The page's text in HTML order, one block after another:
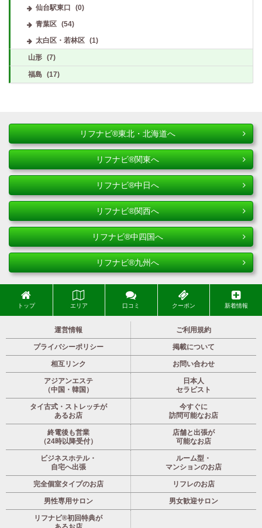
仙台駅東口
(0)
青葉区
(54)
太白区・若林区
(1)
山形 (7)
福島 (17)
リフナビ®東北・北海道へ
リフナビ®関東へ
リフナビ®中日へ
リフナビ®関西へ
リフナビ®中四国へ
リフナビ®九州へ
トップ エリア 口コミ クーポン 新着情報
運営情報 ご利用規約
プライバシーポリシー 掲載について
相互リンク お問い合わせ
アジアンエステ
（中国・韓国）
日本人
セラピスト
タイ古式・ストレッチが
あるお店
今すぐに
訪問可能なお店
終電後も営業
（24時以降受付）
店舗と出張が
可能なお店
ビジネスホテル・
自宅へ出張
ルーム型・
マンションのお店
完全個室タイプのお店 リフレのお店
男性専用サロン 男女歓迎サロン
リフナビ®初回特典が